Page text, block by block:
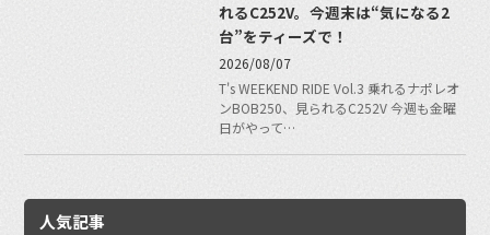
れるC252V。今週末は“気になる2
台”をティーズで！
2026/08/07
T's WEEKEND RIDE Vol.3 乗れるナポレオ
ンBOB250、見られるC252V 今週も金曜
日がやって…
人気記事